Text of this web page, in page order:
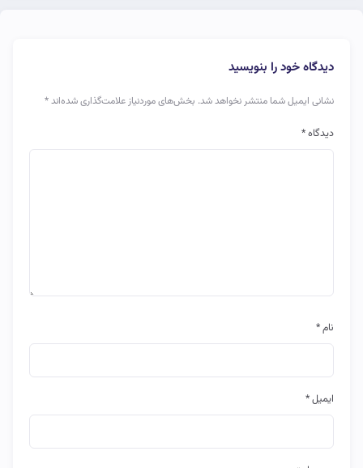
دیدگاه خود را بنویسید
نشانی ایمیل شما منتشر نخواهد شد. بخش‌های موردنیاز علامت‌گذاری شده‌اند*
دیدگاه*
نام*
ایمیل*